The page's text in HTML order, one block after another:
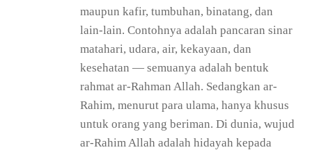
maupun kafir, tumbuhan, binatang, dan
lain-lain. Contohnya adalah pancaran sinar
matahari, udara, air, kekayaan, dan
kesehatan — semuanya adalah bentuk
rahmat ar-Rahman Allah. Sedangkan ar-
Rahim, menurut para ulama, hanya khusus
untuk orang yang beriman. Di dunia, wujud
ar-Rahim Allah adalah hidayah kepada